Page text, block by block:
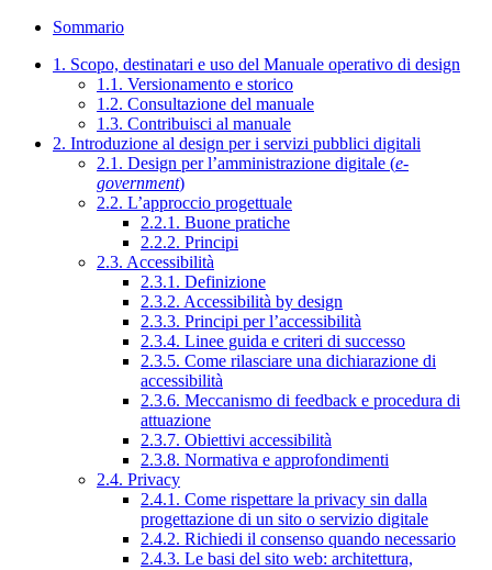
Sommario
1. Scopo, destinatari e uso del Manuale operativo di design
1.1. Versionamento e storico
1.2. Consultazione del manuale
1.3. Contribuisci al manuale
2. Introduzione al design per i servizi pubblici digitali
2.1. Design per l’amministrazione digitale (e-
government)
2.2. L’approccio progettuale
2.2.1. Buone pratiche
2.2.2. Principi
2.3. Accessibilità
2.3.1. Definizione
2.3.2. Accessibilità by design
2.3.3. Principi per l’accessibilità
2.3.4. Linee guida e criteri di successo
2.3.5. Come rilasciare una dichiarazione di
accessibilità
2.3.6. Meccanismo di feedback e procedura di
attuazione
2.3.7. Obiettivi accessibilità
2.3.8. Normativa e approfondimenti
2.4. Privacy
2.4.1. Come rispettare la privacy sin dalla
progettazione di un sito o servizio digitale
2.4.2. Richiedi il consenso quando necessario
2.4.3. Le basi del sito web: architettura,